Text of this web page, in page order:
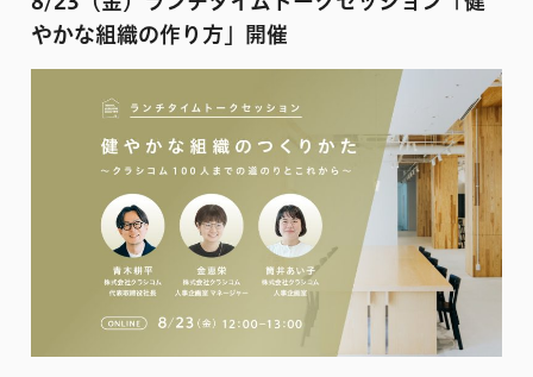
やかな組織の作り方」開催